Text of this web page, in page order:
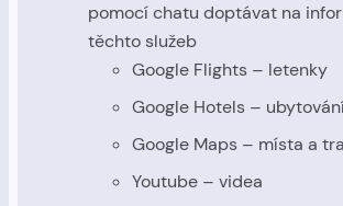
pomocí chatu doptávat na
těchto služeb
Google Flights – letenky
Google Hotels –
Google Maps – místa a
Youtube – videa